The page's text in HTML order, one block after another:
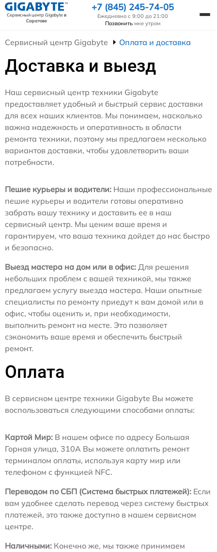
Сервисный центр Gigabyteв
Саратове
+7 (845) 245-74-05
Ежедневно с 9:00 до 21:00
Позвонить мне утром
Сервисный центр Gigabyte Оплата и доставка
Доставка и выезд
Наш сервисный центр техники Gigabyte
предоставляет удобный и быстрый сервис доставки
для всех наших клиентов. Мы понимаем, насколько
важна надежность и оперативность в области
ремонта техники, поэтому мы предлагаем несколько
вариантов доставки, чтобы удовлетворить ваши
потребности.
Пешие курьеры и водители: Наши профессиональные
пешие курьеры и водители готовы оперативно
забрать вашу технику и доставить ее в наш
сервисный центр. Мы ценим ваше время и
гарантируем, что ваша техника дойдет до нас быстро
и безопасно.
Выезд мастера на дом или в офис: Для решения
небольших проблем с вашей техникой, мы также
предлагаем услугу выезда мастера. Наши опытные
специалисты по ремонту приедут к вам домой или в
офис, чтобы оценить и, при необходимости,
выполнить ремонт на месте. Это позволяет
сэкономить ваше время и обеспечить быстрый
ремонт.
Оплата
В сервисном центре техники Gigabyte Вы можете
воспользоваться следующими способами оплаты:
Картой Мир: В нашем офисе по адресу Большая
Горная улица, 310А Вы можете оплатить ремонт
терминалом оплаты, используя карту мир или
телефоном с функцией NFC.
Переводом по СБП (Система быстрых платежей): Если
вам удобнее сделать перевод через систему быстрых
платежей, это также доступно в нашем сервисном
центре.
Наличными: Конечно же, мы также принимаем